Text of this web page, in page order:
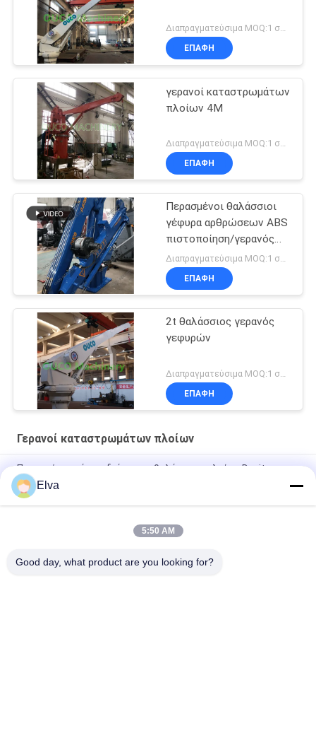
Διαπραγματεύσιμα MOQ:1 σύνολο
ΕΠΑΦΉ
γερανοί καταστρωμάτων
πλοίων 4M
Διαπραγματεύσιμα MOQ:1 σύνολο
ΕΠΑΦΉ
Περασμένοι θαλάσσιοι
γέφυρα αρθρώσεων ABS
πιστοποίηση/γερανός
βραχιόνων
καταστρώματος
Διαπραγματεύσιμα MOQ:1 σύνολο
ΕΠΑΦΉ
2t θαλάσσιος γερανός
γεφυρών
ΕΠΑΦΉ
Γερανοί καταστρωμάτων πλοίων
Προηγμένο σκάφος διάσωσης θαλάσσιων πλοίων Davit
System A Frame
Σύστημα διάσωσης με ένα χέρι για σωσίβιες και σωσίβιες
Elva
5:50 AM
Good day, what product are you looking for?